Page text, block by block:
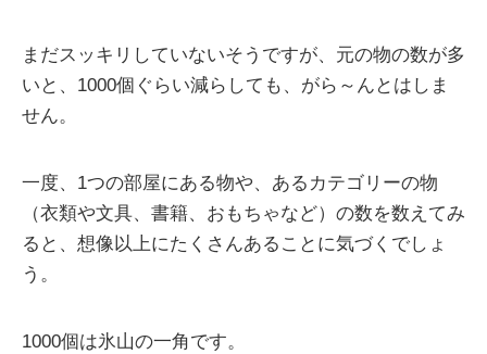
まだスッキリしていないそうですが、元の物の数が多
いと、1000個ぐらい減らしても、がら～んとはしま
せん。
一度、1つの部屋にある物や、あるカテゴリーの物
（衣類や文具、書籍、おもちゃなど）の数を数えてみ
ると、想像以上にたくさんあることに気づくでしょ
う。
1000個は氷山の一角です。